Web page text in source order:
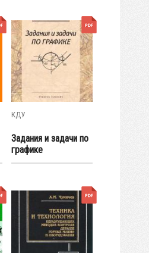
КДУ
Задания и задачи по
графике